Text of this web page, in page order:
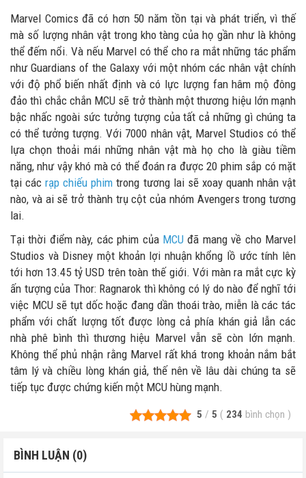
Marvel Comics đã có hơn 50 năm tồn tại và phát triển, vì thế
mà số lượng nhân vật trong kho tàng của họ gần như là không
thể đếm nổi. Và nếu Marvel có thể cho ra mắt những tác phẩm
như Guardians of the Galaxy với một nhóm các nhân vật chính
với độ phổ biến nhất định và có lực lượng fan hâm mộ đông
đảo thì chắc chắn MCU sẽ trở thành một thương hiệu lớn mạnh
bậc nhấc ngoài sức tưởng tượng của tất cả những gì chúng ta
có thể tưởng tượng. Với 7000 nhân vật, Marvel Studios có thể
lựa chọn thoải mái những nhân vật mà họ cho là giàu tiềm
năng, như vậy khó mà có thể đoán ra được 20 phim sắp có mặt
tại cácrạp chiếu phim trong tương lai sẽ xoay quanh nhân vật
nào, và ai sẽ trở thành trụ cột của nhóm Avengers trong tương
lai.
Tại thời điểm này, các phim của MCUđã mang về cho Marvel
Studios và Disney một khoản lợi nhuận khổng lồ ước tính lên
tới hơn 13.45 tỷ USD trên toàn thế giới. Với màn ra mắt cực kỳ
ấn tượng của Thor: Ragnarok thì không có lý do nào để nghĩ tới
việc MCU sẽ tụt dốc hoặc đang dần thoái trào, miễn là các tác
phẩm với chất lượng tốt được lòng cả phía khán giả lẫn các
nhà phê bình thì thương hiệu Marvel vẫn sẽ còn lớn mạnh.
Không thể phủ nhận rằng Marvel rất khá trong khoản nắm bắt
tâm lý và chiều lòng khán giả, thế nên về lâu dài chúng ta sẽ
tiếp tục được chứng kiến một MCU hùng mạnh.
5 / 5 ( 234 bình chọn )
BÌNH LUẬN (0)